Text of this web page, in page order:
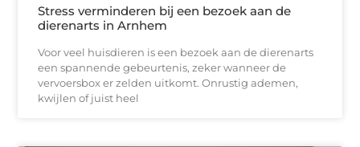
Stress verminderen bij een bezoek aan de
dierenarts in Arnhem
Voor veel huisdieren is een bezoek aan de dierenarts
een spannende gebeurtenis, zeker wanneer de
vervoersbox er zelden uitkomt. Onrustig ademen,
kwijlen of juist heel